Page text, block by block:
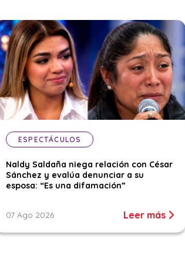
ESPECTÁCULOS
Naldy Saldaña niega relación con César
Sánchez y evalúa denunciar a su
esposa: “Es una difamación”
07 Ago 2026 Leer más